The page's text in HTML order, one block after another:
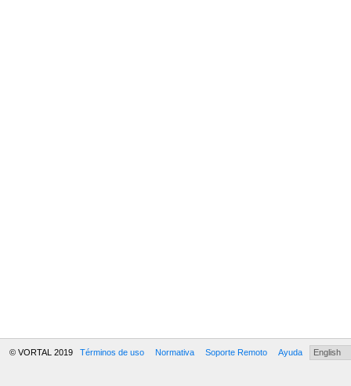
© VORTAL 2019 Términos de uso Normativa Soporte Remoto Ayuda